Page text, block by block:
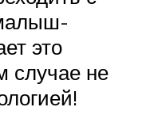
это
случае не